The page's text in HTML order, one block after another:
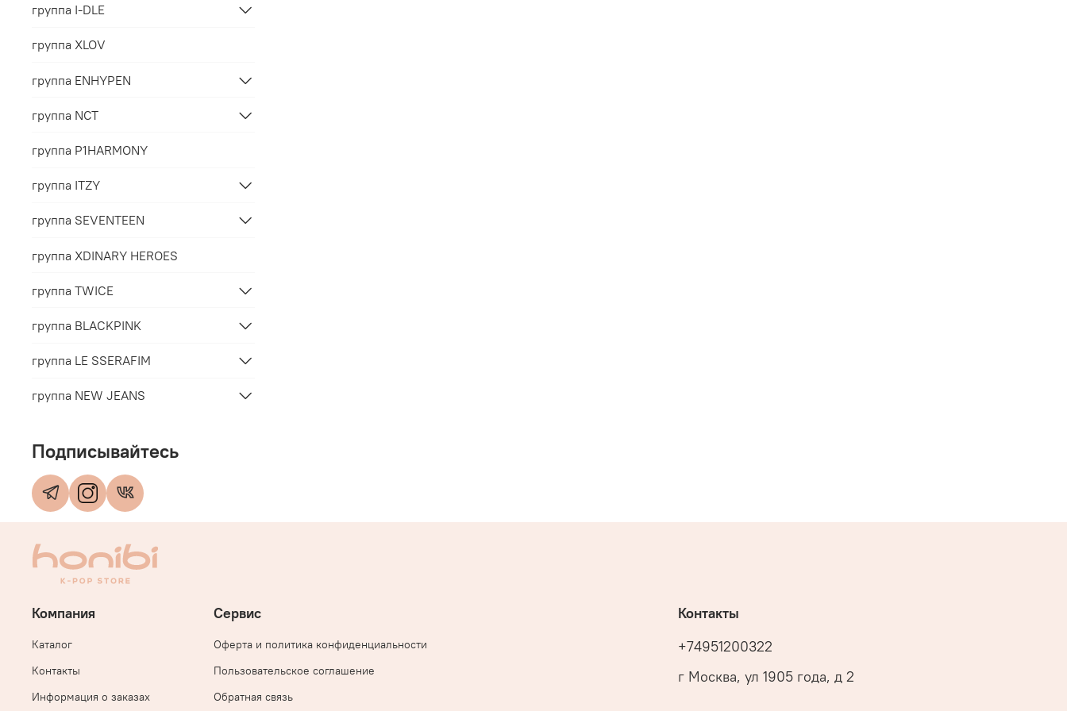
группа I-DLE
группа XLOV
группа ENHYPEN
группа NCT
группа P1HARMONY
группа ITZY
группа SEVENTEEN
группа XDINARY HEROES
группа TWICE
группа BLACKPINK
группа LE SSERAFIM
группа NEW JEANS
Подписывайтесь
Компания
Каталог
Контакты
Информация о заказах
Сервис
Оферта и политика конфиденциальности
Пользовательское соглашение
Обратная связь
Контакты
+74951200322
г Москва, ул 1905 года, д 2